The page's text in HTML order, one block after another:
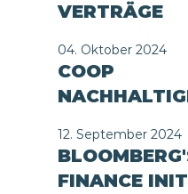
VERTRÄGE
04. Oktober 2024
COOP
12. September 2024
FINANCE